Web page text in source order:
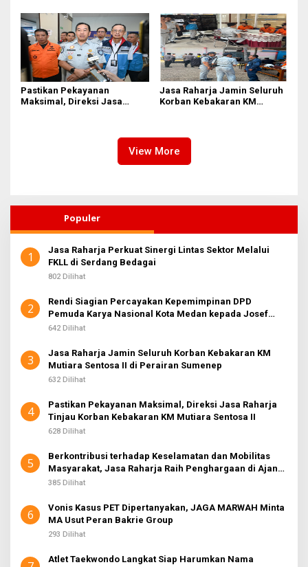
Pastikan Pekayanan
Maksimal, Direksi Jasa
Jasa Raharja Jamin Seluruh
Korban Kebakaran KM
View More
Populer
1
Jasa Raharja Perkuat Sinergi Lintas Sektor Melalui
FKLL di Serdang Bedagai
802 Dilihat
2
Rendi Siagian Percayakan Kepemimpinan DPD
Pemuda Karya Nasional Kota Medan kepada Josef
Sembiring
642 Dilihat
3
Jasa Raharja Jamin Seluruh Korban Kebakaran KM
Mutiara Sentosa II di Perairan Sumenep
632 Dilihat
4
Pastikan Pekayanan Maksimal, Direksi Jasa Raharja
Tinjau Korban Kebakaran KM Mutiara Sentosa II
628 Dilihat
5
Berkontribusi terhadap Keselamatan dan Mobilitas
Masyarakat, Jasa Raharja Raih Penghargaan di Ajang
Transportasi Indonesia Awards 2026
385 Dilihat
6
Vonis Kasus PET Dipertanyakan, JAGA MARWAH Minta
MA Usut Peran Bakrie Group
293 Dilihat
Atlet Taekwondo Langkat Siap Harumkan Nama